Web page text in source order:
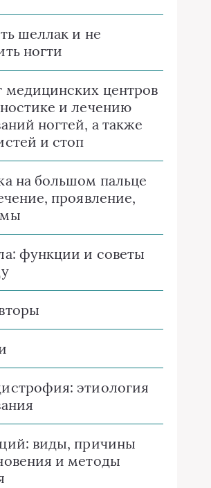
шеллак и не
ногти
медицинских центров
и лечению
ногтей, а также
и стоп
на большом пальце
проявление,
функции и советы
этиология
виды, причины
и методы